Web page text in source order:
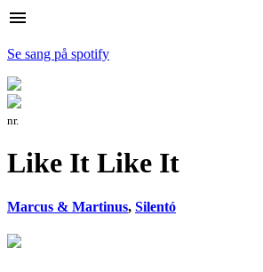
menu
Se sang på spotify
nr.
Like It Like It
Marcus & Martinus, Silentó